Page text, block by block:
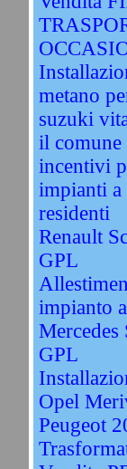
metano
suzuki
il comune
incentivi
impianti a
residenti
Renault
GPL
impianto
Mercedes
GPL
Opel
Peugeot